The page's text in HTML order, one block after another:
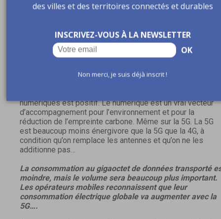
développement numérique et réciproquement.
collectivités. Et plus tellement sur les questions de
sanitaire, mais plutôt sur l’impact du numérique sur
l’environnement. Est-ce que mettre davantage de
impact sur l’environnement ?
numériques est positif. Le numérique est un vrai vecteur
d’accompagnement pour l’environnement et pour la
réduction de l’empreinte carbone. Même sur la 5G. La 5G
est beaucoup moins énergivore que la 5G que la 4G, à
condition qu’on remplace les antennes et qu’on ne les
additionne pas…
La consommation au gigaoctet de données transporté
moindre, mais le volume sera beaucoup plus important.
Les opérateurs mobiles reconnaissent que leur
consommation électrique globale va augmenter avec la
5G….
des villes et des territoires connectés et durables
INSCRIVEZ-VOUS À LA NEWSLETTER
OK
Non merci, je suis déjà inscrit !